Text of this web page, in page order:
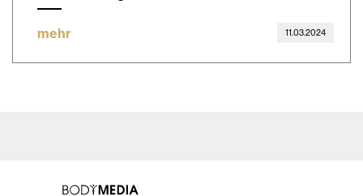
mehr 11.03.2024